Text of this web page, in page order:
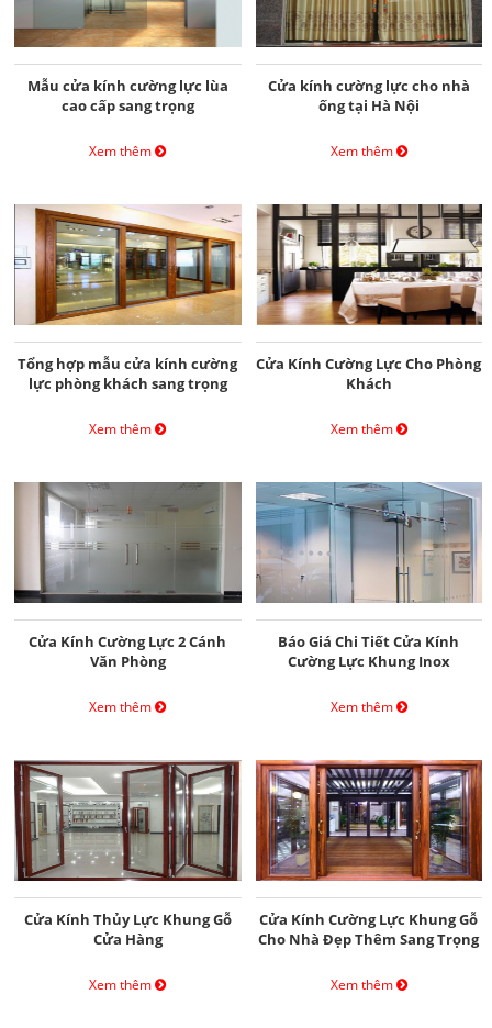
Mẫu cửa kính cường lực lùa
cao cấp sang trọng
Xem thêm
Cửa kính cường lực cho nhà
ống tại Hà Nội
Xem thêm
Tổng hợp mẫu cửa kính cường
lực phòng khách sang trọng
Xem thêm
Cửa Kính Cường Lực Cho Phòng
Khách
Xem thêm
Cửa Kính Cường Lực 2 Cánh
Văn Phòng
Xem thêm
Báo Giá Chi Tiết Cửa Kính
Cường Lực Khung Inox
Xem thêm
Cửa Kính Thủy Lực Khung Gỗ
Cửa Hàng
Xem thêm
Cửa Kính Cường Lực Khung Gỗ
Cho Nhà Đẹp Thêm Sang Trọng
Xem thêm